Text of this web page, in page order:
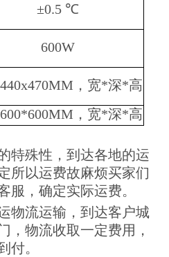
±0.5 ℃
600W
，宽*深*高
，宽*深*高
特殊性，到达各地的运
所以运费故麻烦买家们
服，确定实际运费。
物流运输，到达客户城
，物流收取一定费用，
付。